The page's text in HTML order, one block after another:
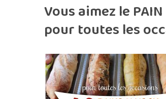
Vous aimez le
pour toutes les